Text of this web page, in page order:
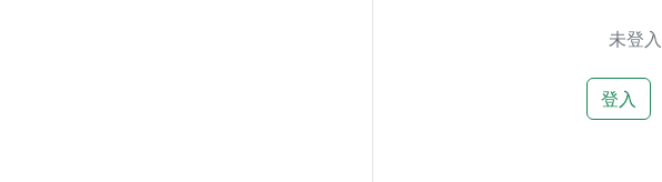
未登
登入